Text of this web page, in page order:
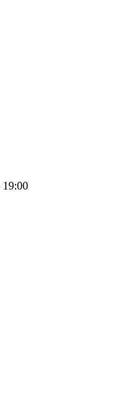
19:00